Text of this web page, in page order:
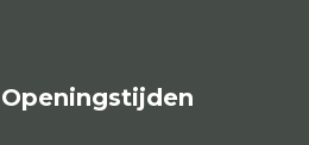
Openingstijden